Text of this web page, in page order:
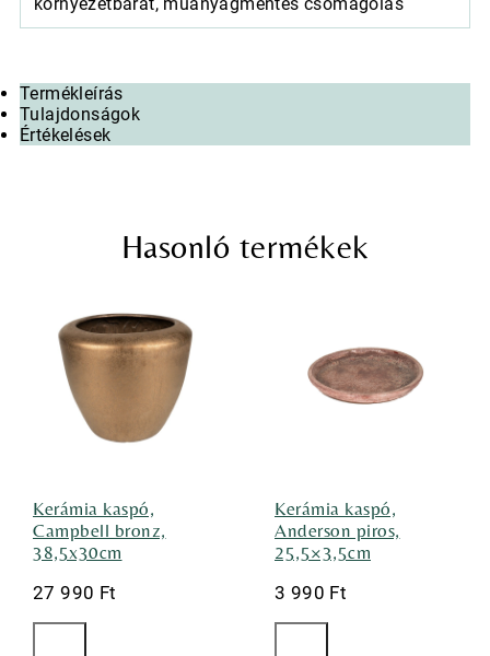
Termékleírás
Tulajdonságok
Értékelések
Hasonló termékek
Kerámia kaspó,
Campbell bronz,
38,5x30cm
27 990 Ft
Kerámia kaspó,
Anderson piros,
25,5×3,5cm
3 990 Ft